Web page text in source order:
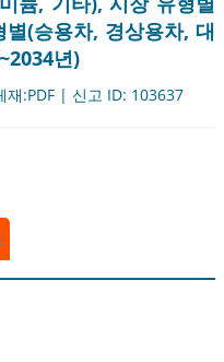
(승용차, 경상용차, 대
년)
:PDF | 신고 ID: 103637